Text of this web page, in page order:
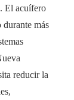
El acuífero
más
reducir la